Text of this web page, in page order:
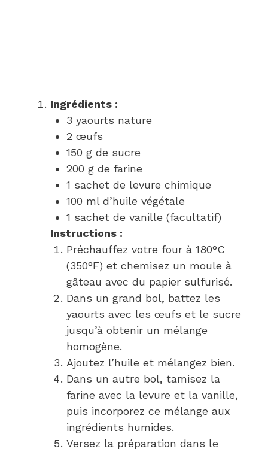
Ingrédients :
3 yaourts nature
2 œufs
150 g de sucre
200 g de farine
1 sachet de levure chimique
100 ml d’huile végétale
1 sachet de vanille (facultatif)
Instructions :
Préchauffez votre four à 180°C
(350°F) et chemisez un moule à
gâteau avec du papier sulfurisé.
Dans un grand bol, battez les
yaourts avec les œufs et le sucre
jusqu’à obtenir un mélange
homogène.
Ajoutez l’huile et mélangez bien.
Dans un autre bol, tamisez la
farine avec la levure et la vanille,
puis incorporez ce mélange aux
ingrédients humides.
Versez la préparation dans le